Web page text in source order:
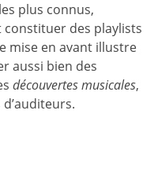
plus connus,
des playlists
mise en avant illustre
aussi bien des
découvertes musicales,